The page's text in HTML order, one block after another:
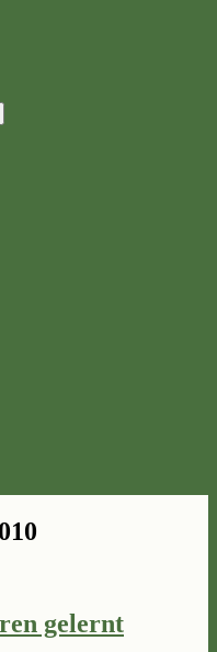
gelernt